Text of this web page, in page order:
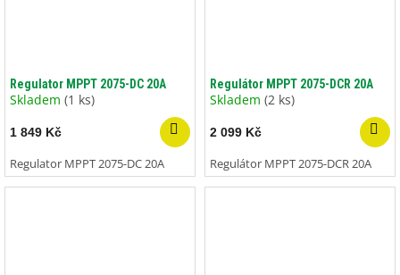
Regulator MPPT 2075-DC 20A
Skladem (1 ks)
1 849 Kč
Regulator MPPT 2075-DC 20A
Regulátor MPPT 2075-DCR 20A
Skladem (2 ks)
2 099 Kč
Regulátor MPPT 2075-DCR 20A